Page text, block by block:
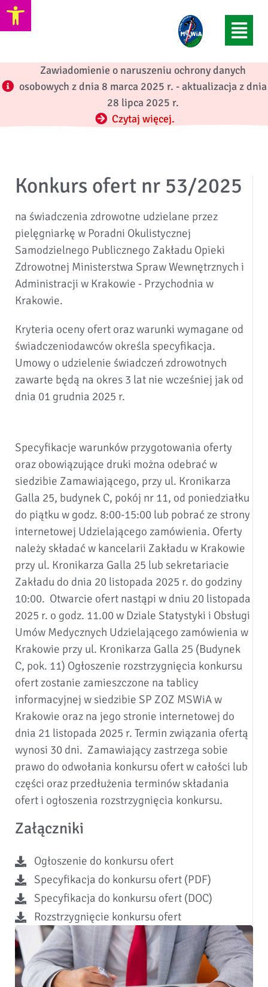
Otwórz pasek narzędzi
Zawiadomienie o naruszeniu ochrony danych
osobowych z dnia 8 marca 2025 r. - aktualizacja z dnia
28 lipca 2025 r.
Czytaj więcej.
Konkurs ofert nr 53/2025
na świadczenia zdrowotne udzielane przez
pielęgniarkę w Poradni Okulistycznej
Samodzielnego Publicznego Zakładu Opieki
Zdrowotnej Ministerstwa Spraw Wewnętrznych i
Administracji w Krakowie - Przychodnia w
Krakowie.
Kryteria oceny ofert oraz warunki wymagane od
świadczeniodawców określa specyfikacja.
Umowy o udzielenie świadczeń zdrowotnych
zawarte będą na okres 3 lat nie wcześniej jak od
dnia 01 grudnia 2025 r.
Specyfikacje warunków przygotowania oferty
oraz obowiązujące druki można odebrać w
siedzibie Zamawiającego, przy ul. Kronikarza
Galla 25, budynek C, pokój nr 11, od poniedziałku
do piątku w godz. 8:00-15:00 lub pobrać ze strony
internetowej Udzielającego zamówienia. Oferty
należy składać w kancelarii Zakładu w Krakowie
przy ul. Kronikarza Galla 25 lub sekretariacie
Zakładu do dnia 20 listopada 2025 r. do godziny
10:00. Otwarcie ofert nastąpi w dniu 20 listopada
2025 r. o godz. 11.00 w Dziale Statystyki i Obsługi
Umów Medycznych Udzielającego zamówienia w
Krakowie przy ul. Kronikarza Galla 25 (Budynek
C, pok. 11) Ogłoszenie rozstrzygnięcia konkursu
ofert zostanie zamieszczone na tablicy
informacyjnej w siedzibie SP ZOZ MSWiA w
Krakowie oraz na jego stronie internetowej do
dnia 21 listopada 2025 r. Termin związania ofertą
wynosi 30 dni. Zamawiający zastrzega sobie
prawo do odwołania konkursu ofert w całości lub
części oraz przedłużenia terminów składania
ofert i ogłoszenia rozstrzygnięcia konkursu.
Załączniki
Ogłoszenie do konkursu ofert
Specyfikacja do konkursu ofert (PDF)
Specyfikacja do konkursu ofert (DOC)
Rozstrzygnięcie konkursu ofert